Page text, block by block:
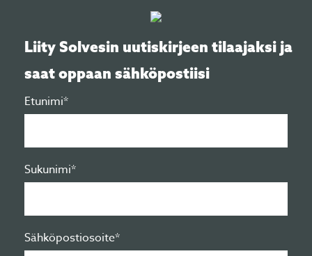
Liity Solvesin uutiskirjeen tilaajaksi ja
saat oppaan sähköpostiisi
Etunimi*
Sukunimi*
Sähköpostiosoite*